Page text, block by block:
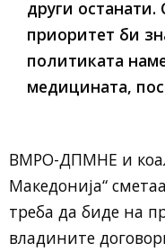
други останати.
приоритет би
политиката
медицината,
ВМРО-ДПМНЕ и
Македонија“
треба да биде на
владините